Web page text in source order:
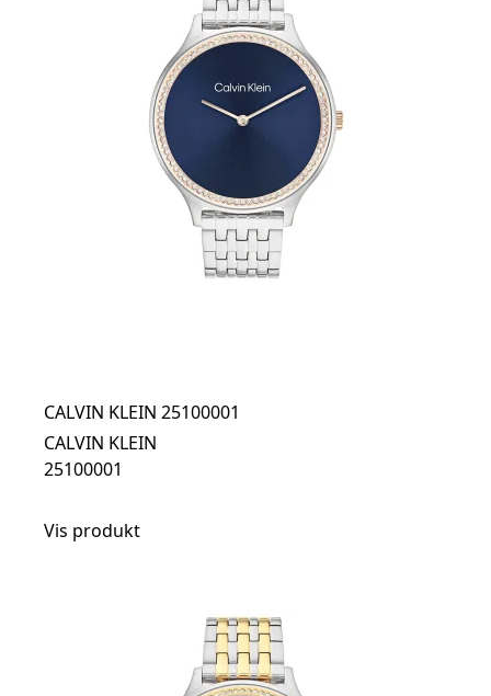
CALVIN KLEIN 25100001
CALVIN KLEIN
25100001
Vis produkt